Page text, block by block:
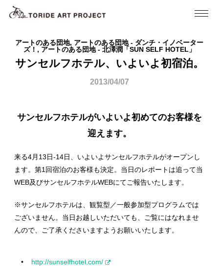
アートのある団地, アートのある団地 - ダンチ・イノベーター
ズ！, アートのある団地 - 北澤潤「SUN SELF HOTEL」
サンセルフホテル、いよいよ初宿泊。
2013/04/07
サンセルフホテルがいよいよ初めてのお客様を
迎えます。
来る4月13日-14日、いよいよサンセルフホテルがオープンし
ます。第1回宿泊のお客様も決定。当日のレポートは追って当
WEB及びサンセルフホテルWEBにてご報告いたします。
※サンセルフホテルは、観覧型／一般参加型プログラムでは
ございません。当日お越しいただいても、ご覧にはなれませ
んので、ご了承くださいますようお願いいたします。
http://sunselfhotel.com/